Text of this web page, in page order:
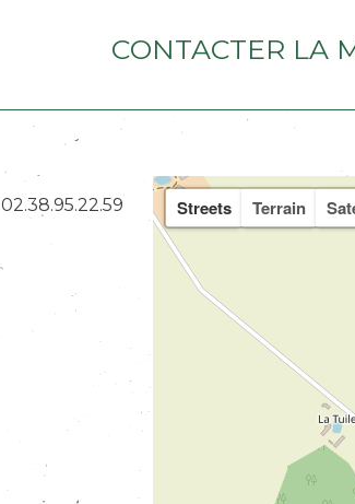
Contacter la
02.38.95.22.59 Streets Terrain